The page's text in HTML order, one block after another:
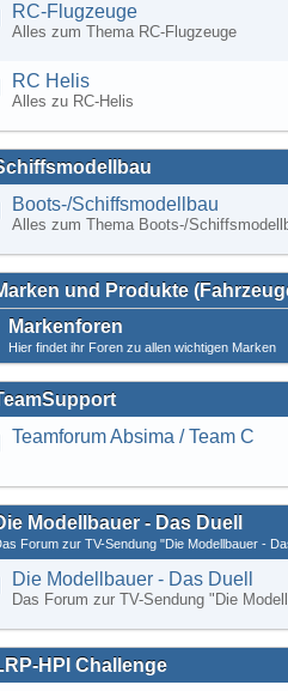
RC-Flugzeuge
Alles zum Thema RC-Flugzeuge
RC Helis
Alles zu RC-Helis
Boots-/Schiffsmodellbau
Alles zum Thema Boots-/
und Produkte
Markenforen
Hier findet ihr Foren zu allen wichtigen Marken
Teamforum Absima / Team C
Modellbauer - Das Duell
Forum zur TV-Sendung "Die Modellbauer -
Die Modellbauer - Das Duell
Das Forum zur TV-Sendung "Die
HPI Challenge